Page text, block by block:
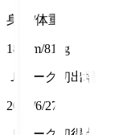
身長/体重
187cm/81kg
Ｊリーグ初出場
2020/6/27